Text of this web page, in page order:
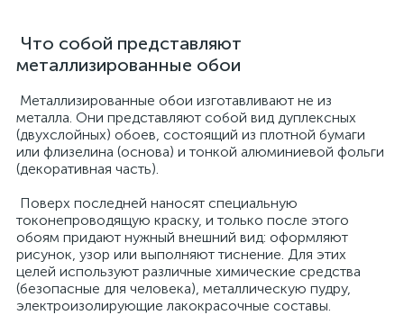
Что собой представляют
металлизированные обои
Металлизированные обои изготавливают не из
металла. Они представляют собой вид дуплексных
(двухслойных) обоев, состоящий из плотной бумаги
или флизелина (основа) и тонкой алюминиевой фольги
(декоративная часть).
Поверх последней наносят специальную
токонепроводящую краску, и только после этого
обоям придают нужный внешний вид: оформляют
рисунок, узор или выполняют тиснение. Для этих
целей используют различные химические средства
(безопасные для человека), металлическую пудру,
электроизолирующие лакокрасочные составы.